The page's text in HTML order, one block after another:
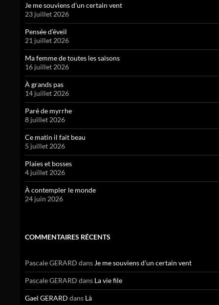
Je me souviens d’un certain vent
23 juillet 2026
Pensée d’éveil
21 juillet 2026
Ma femme de toutes les saisons
16 juillet 2026
À grands pas
14 juillet 2026
Paré de myrrhe
8 juillet 2026
Ce matin il fait beau
5 juillet 2026
Plaies et bosses
4 juillet 2026
À contempler le monde
24 juin 2026
COMMENTAIRES RÉCENTS
Pascale GERARD dans Je me souviens d’un certain vent
Pascale GERARD dans La vie file
Gael GERARD dans Là